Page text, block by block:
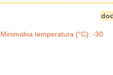
Minimalna temperatura (°C): -30